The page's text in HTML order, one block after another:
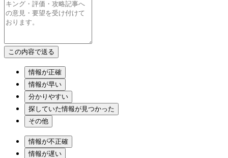
情報が正確
情報が早い
分かりやすい
探していた情報が見つかった
その他
情報が不正確
情報が遅い